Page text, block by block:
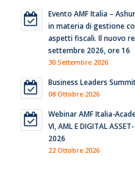
Evento AMF Italia –
in materia di gestione
aspetti fiscali. Il nuovo
settembre 2026, ore 16
30 Settembre 2026
Business Leaders
08 Ottobre 2026
Webinar AMF Italia-
VI, AML E DIGITAL
2026
22 Ottobre 2026